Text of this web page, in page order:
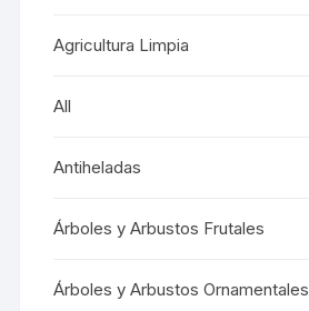
Agricultura Limpia
All
Antiheladas
Árboles y Arbustos Frutales
Árboles y Arbustos Ornamentales